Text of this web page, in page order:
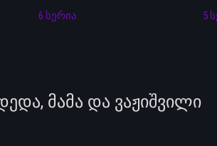
6 სერია 5
მამა და ვაჟიშვილი